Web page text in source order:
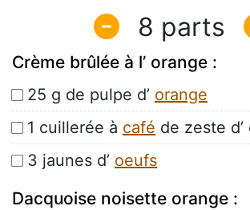
8
Crème brûlée à l’ orange :
25 g de pulpe d’ orange
1 cuillerée à café de zeste d’
3 jaunes d’ oeufs
Dacquoise noisette orange :